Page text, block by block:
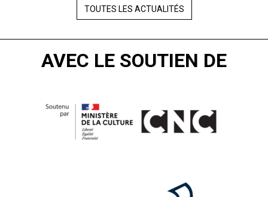
TOUTES LES ACTUALITÉS
AVEC LE SOUTIEN DE